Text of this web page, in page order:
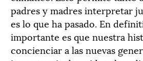
padres y madres interpretar
es lo que ha pasado. En
importante es que nuestra
concienciar a las nuevas